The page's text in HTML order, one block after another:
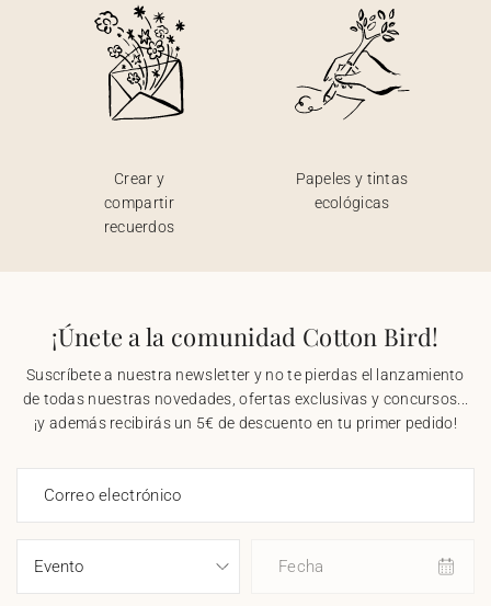
Crear y
compartir
recuerdos
Papeles y tintas
ecológicas
¡Únete a la comunidad Cotton Bird!
Suscríbete a nuestra newsletter y no te pierdas el lanzamiento
de todas nuestras novedades, ofertas exclusivas y concursos...
¡y además recibirás un 5€ de descuento en tu primer pedido!
Correo electrónico
Fecha